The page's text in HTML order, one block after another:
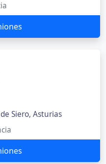
Siero, Asturias